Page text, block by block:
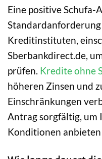
Eine positive Schufa-
Kreditinstituten,
Sberbankdirect.de,
prüfen. Kredite ohne
höheren Zinsen und
Einschränkungen
Antrag sorgfältig, um
Konditionen anbieten